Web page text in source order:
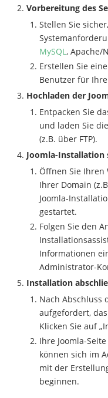
Vorbereitung des
Stellen Sie
MySQL, Apache/
Erstellen Sie
Benutzer für
Hochladen der
Entpacken Sie
und laden Sie
(z.B. über FTP).
Joomla-Installation
Öffnen Sie Ihren
Ihrer Domain
Joomla-
gestartet.
Folgen Sie den
Informationen
Administrator-
Installation
Nach Abschluss
aufgefordert,
Klicken Sie auf
Ihre Joomla-
können sich im
mit der
beginnen.